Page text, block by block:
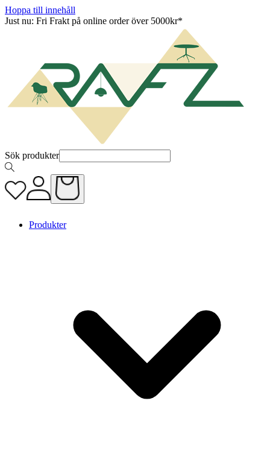
Hoppa till innehåll
Just nu: Fri Frakt på online order över 5000kr*
Sök produkter
Produkter